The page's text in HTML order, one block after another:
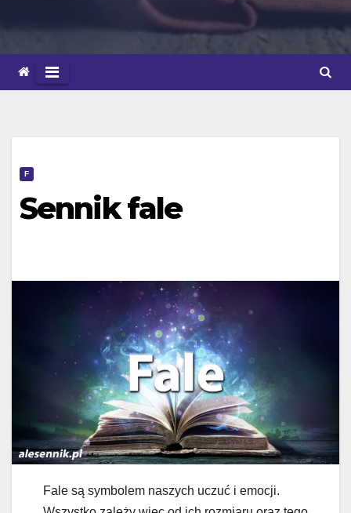
F
Sennik fale
Fale są symbolem naszych uczuć i emocji.